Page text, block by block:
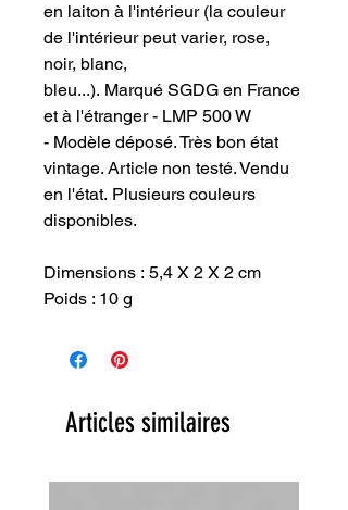
en laiton à l'intérieur (la couleur
de l'intérieur peut varier, rose,
noir, blanc,
bleu...). Marqué SGDG en France
et à l'étranger - LMP 500 W
- Modèle déposé. Très bon état
vintage. Article non testé. Vendu
en l'état. Plusieurs couleurs
disponibles.
Dimensions : 5,4 X 2 X 2 cm
Poids : 10 g
Articles similaires